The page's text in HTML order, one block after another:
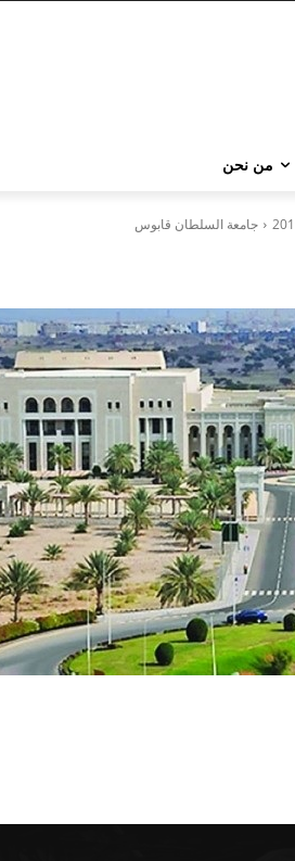
من نحن
جامعة السلطان قابوس